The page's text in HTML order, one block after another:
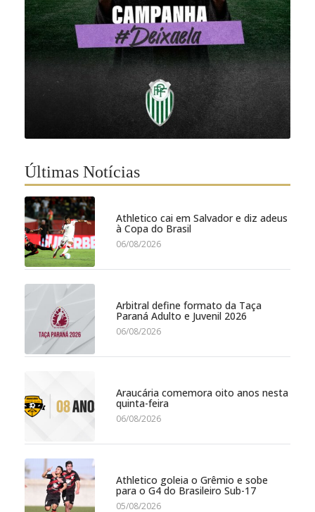
Últimas Notícias
Athletico cai em Salvador e diz adeus
à Copa do Brasil
06/08/2026
Arbitral define formato da Taça
Paraná Adulto e Juvenil 2026
06/08/2026
Araucária comemora oito anos nesta
quinta-feira
06/08/2026
Athletico goleia o Grêmio e sobe
para o G4 do Brasileiro Sub-17
05/08/2026